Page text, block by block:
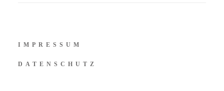
IMPRESSUM
DATENSCHUTZ